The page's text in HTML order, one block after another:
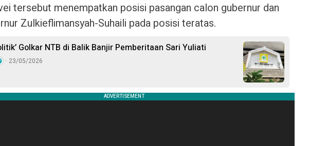
tersebut menempatkan posisi pasangan calon gubernur dan
Zulkieflimansyah-Suhaili pada posisi teratas.
Golkar NTB di Balik Banjir Pemberitaan Sari Yuliati
23/05/2026